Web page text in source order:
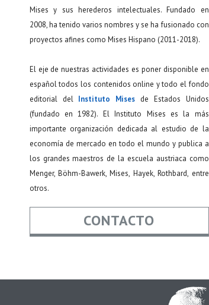
Mises y sus herederos intelectuales. Fundado en
2008, ha tenido varios nombres y se ha fusionado con
proyectos afines como Mises Hispano (2011-2018).
El eje de nuestras actividades es poner disponible en
español todos los contenidos online y todo el fondo
editorial del Instituto Mises de Estados Unidos
(fundado en 1982). El Instituto Mises es la más
importante organización dedicada al estudio de la
economía de mercado en todo el mundo y publica a
los grandes maestros de la escuela austriaca como
Menger, Böhm-Bawerk, Mises, Hayek, Rothbard, entre
otros.
CONTACTO